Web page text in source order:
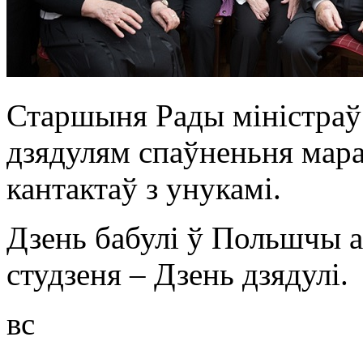
Старшыня Рады
дзядулям спаўненьня
кантактаў з унукамі.
Дзень бабулі ў Польшчы
студзеня – Дзень дзядулі.
вс